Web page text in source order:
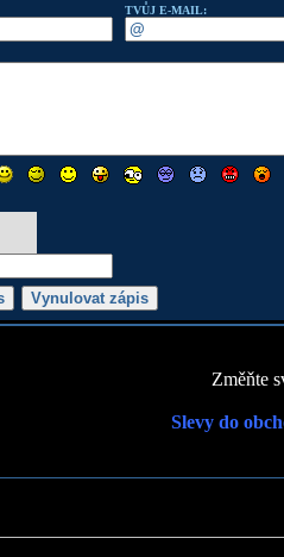
TVŮJ E-MAIL:
Změňte
Slevy do